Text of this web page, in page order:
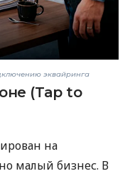
эквайринга
(Tap to
на
малый бизнес. В